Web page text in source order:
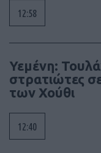
12:58
Υεμένη:
στρατιώτες σε
των Χούθι
12:40